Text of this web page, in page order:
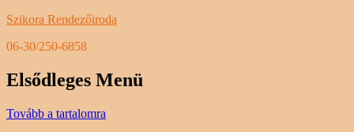
Szikora Rendezőiroda
06-30/250-6858
Elsődleges Menü
Tovább a tartalomra